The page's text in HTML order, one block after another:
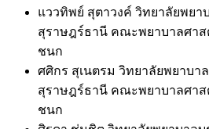
แววทิพย์ สุตาวงค์ วิทยาลัยพยา
สุราษฎร์ธานี คณะพยาบาลศา
ชนก
ศศิกร สุเนตรม วิทยาลัยพยาบา
สุราษฎร์ธานี คณะพยาบาลศา
ชนก